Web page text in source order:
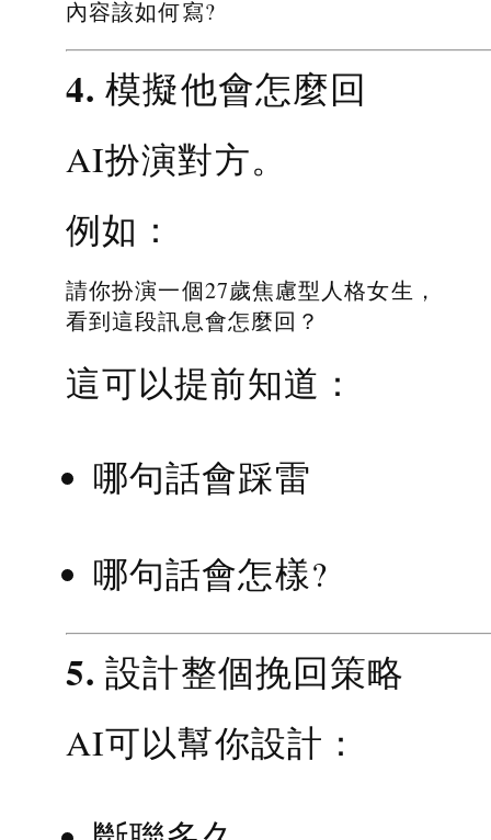
內容該如何寫?
4. 模擬他會怎麼回
AI扮演對方。
例如：
請你扮演一個27歲焦慮型人格女生，
看到這段訊息會怎麼回？
這可以提前知道：
哪句話會踩雷
哪句話會怎樣?
5. 設計整個挽回策略
AI可以幫你設計：